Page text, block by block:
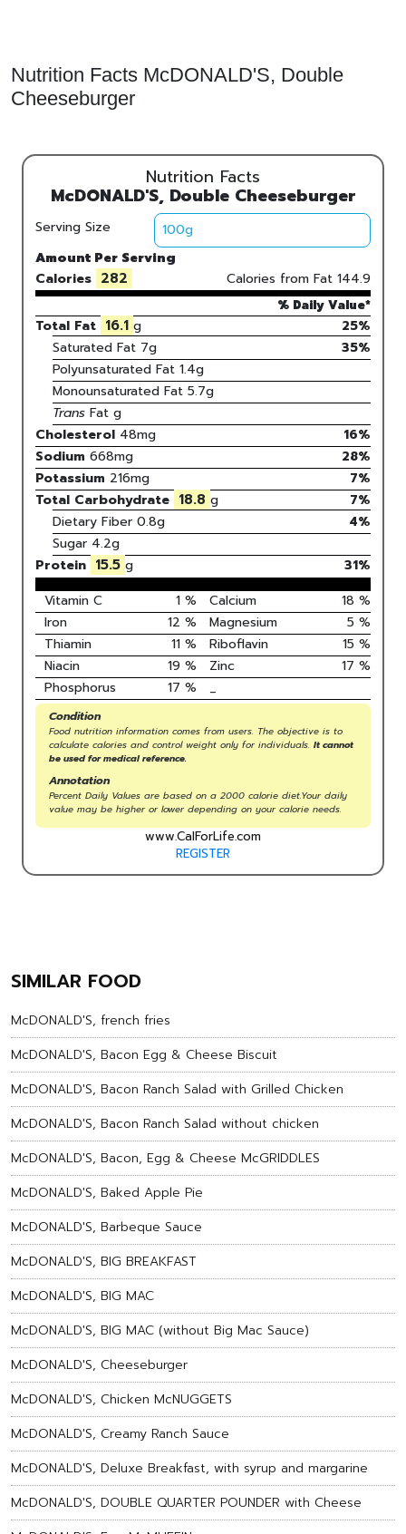
Nutrition Facts McDONALD'S, Double
Cheeseburger
Nutrition Facts
McDONALD'S, Double Cheeseburger
Serving Size
Amount Per Serving
Calories 282 Calories from Fat 144.9
% Daily Value*
Total Fat 16.1 g
25%
Saturated Fat 7g 35%
Polyunsaturated Fat 1.4g
Monounsaturated Fat 5.7g
TransFat g
Cholesterol 48mg 16%
Sodium 668mg 28%
Potassium 216mg 7%
Total Carbohydrate 18.8 g 7%
Dietary Fiber 0.8g
4%
Sugar 4.2g
Protein 15.5 g 31%
Vitamin C
1 % Calcium 18 %
Iron
12 % Magnesium 5 %
Thiamin
11 % Riboflavin 15 %
Niacin
19 % Zinc 17 %
Phosphorus
17 % _
Condition
Food nutrition information comes from users. The objective is to
calculate calories and control weight only for individuals. It cannot
be used for medical reference.
Annotation
Percent Daily Values are based on a 2000 calorie diet.Your daily
value may be higher or lower depending on your calorie needs.
www.CalForLife.com
REGISTER
SIMILAR FOOD
McDONALD'S, french fries
McDONALD'S, Bacon Egg & Cheese Biscuit
McDONALD'S, Bacon Ranch Salad with Grilled Chicken
McDONALD'S, Bacon Ranch Salad without chicken
McDONALD'S, Bacon, Egg & Cheese McGRIDDLES
McDONALD'S, Baked Apple Pie
McDONALD'S, Barbeque Sauce
McDONALD'S, BIG BREAKFAST
McDONALD'S, BIG MAC
McDONALD'S, BIG MAC (without Big Mac Sauce)
McDONALD'S, Cheeseburger
McDONALD'S, Chicken McNUGGETS
McDONALD'S, Creamy Ranch Sauce
McDONALD'S, Deluxe Breakfast, with syrup and margarine
McDONALD'S, DOUBLE QUARTER POUNDER with Cheese